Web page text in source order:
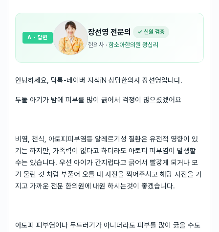
장선영 전문의 ✓ 신원 검증
한의사 · 함소아한의원 왕십리
A · 답변
안녕하세요, 닥톡-네이버 지식iN 상담한의사 장선영입니다.
두돌 아기가 밤에 피부를 많이 긁어서 걱정이 많으셨겠어요
비염, 천식, 아토피피부염등 알레르기성 질환은 유전적 영향이 있
기는 하지만, 가족력이 없다고 하더라도 아토피 피부염이 발생할
수는 있습니다. 우선 아이가 간지럽다고 긁어서 빨갛게 되거나 모
기 물린 것 처럼 부풀어 오를 때 사진을 찍어주시고 해당 사진을 가
지고 가까운 전문 한의원에 내원 하시는것이 좋겠습니다.
아토피 피부염이나 두드러기가 아니더라도 피부를 많이 긁을 수도